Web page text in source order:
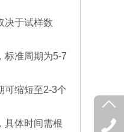
决于试样数
标准周期为5-7
可缩短至2-3个
具体时间需根